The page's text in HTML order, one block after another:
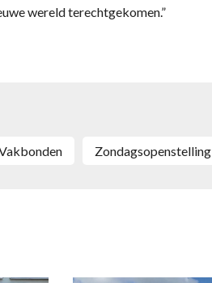
wereld terechtgekomen.”
vakbonden zondagsopenstelling